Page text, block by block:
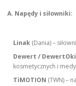
A. Napędy i siłowniki:
Linak (Dania) –
Dewert /
kosmetycznych i
TiMOTION (TWN) –